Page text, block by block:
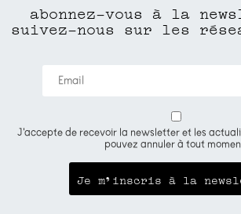
abonnez-vous à la
suivez-nous sur les
J'accepte de recevoir la newsletter et les
pouvez annuler à tout